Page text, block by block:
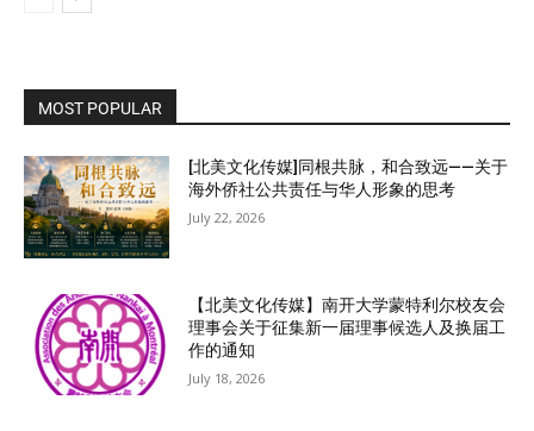
MOST POPULAR
[北美文化传媒]同根共脉，和合致远——关于
海外侨社公共责任与华人形象的思考
July 22, 2026
【北美文化传媒】南开大学蒙特利尔校友会
理事会关于征集新一届理事候选人及换届工
作的通知
July 18, 2026